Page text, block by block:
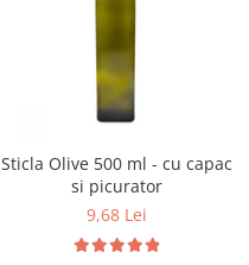
Sticla Olive 500 ml - cu capac
si picurator
9,68 Lei